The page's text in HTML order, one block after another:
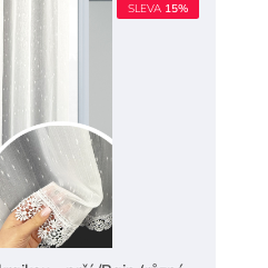
SLEVA 15%